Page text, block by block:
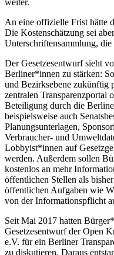
An eine offizielle Frist hätte
Die Kostenschätzung sei
Unterschriftensammlung,
Der Gesetzesentwurf sieht
Berliner*innen zu stärken:
und Bezirksebene zukünftig
zentralen Transparenzportal
Beteiligung durch die
beispielsweise auch
Planungsunterlagen,
Verbraucher- und
Lobbyist*innen auf
werden. Außerdem sollen
kostenlos an mehr
öffentlichen Stellen als
öffentlichen Aufgaben wie
von der Informationspflicht
Seit Mai 2017 hatten
Gesetzesentwurf der Open
e.V. für ein Berliner
zu diskutieren. Daraus